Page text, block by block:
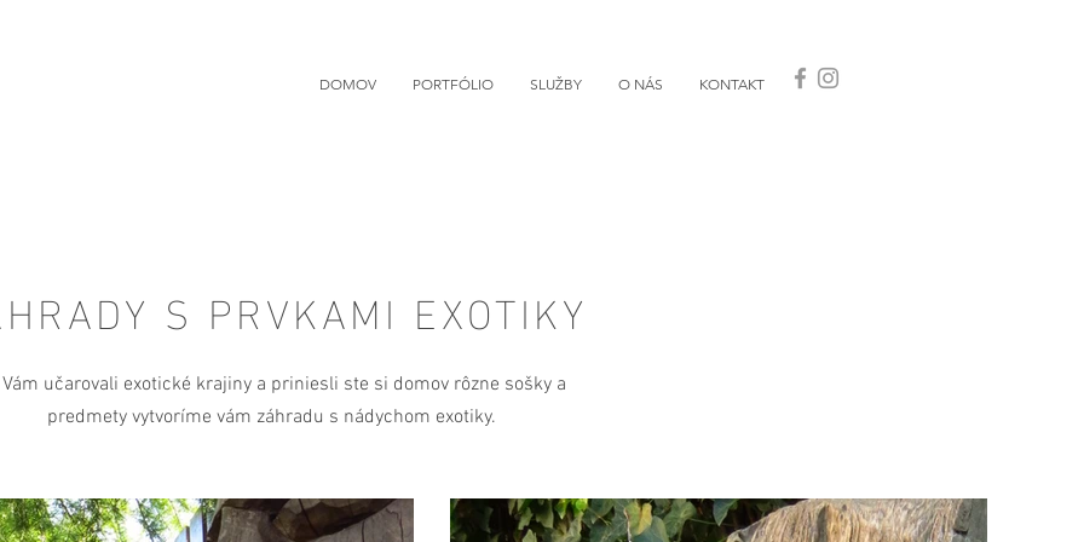
DOMOV PORTFÓLIO SLUŽBY O NÁS KONTAKT
S PRVKAMI EXOTIKY
učarovali exotické krajiny a priniesli ste si domov rôzne sošky a
predmety vytvoríme vám záhradu s nádychom exotiky.